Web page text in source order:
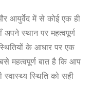
आयुर्वेद में से कोई एक ही
अपने स्थान पर महत्वपूर्ण
के आधार पर एक
महत्वपूर्ण बात है कि आप
स्थिति को सही